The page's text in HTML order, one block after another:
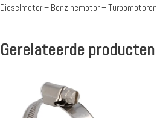
Dieselmotor – Benzinemotor – Turbomotoren
Gerelateerde producten